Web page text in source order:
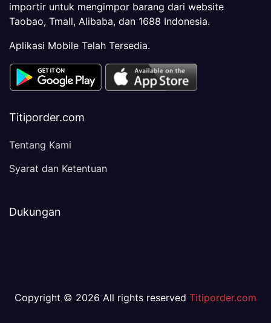
importir untuk mengimpor barang dari website
Taobao, Tmall, Alibaba, dan 1688 Indonesia.
Aplikasi Mobile Telah Tersedia.
Titiporder.com
Tentang Kami
Syarat dan Ketentuan
Dukungan
Copyright © 2026 All rights reserved Titiporder.com